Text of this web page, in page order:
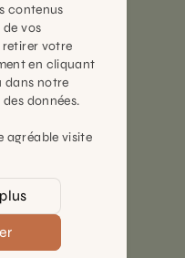
contenus
vos
retirer votre
en cliquant
dans notre
données.
agréable visite